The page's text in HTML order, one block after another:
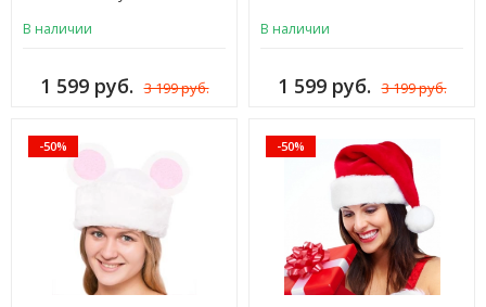
В наличии
1 599 руб. 3 199 руб.
В наличии
1 599 руб. 3 199 руб.
-50% -50%